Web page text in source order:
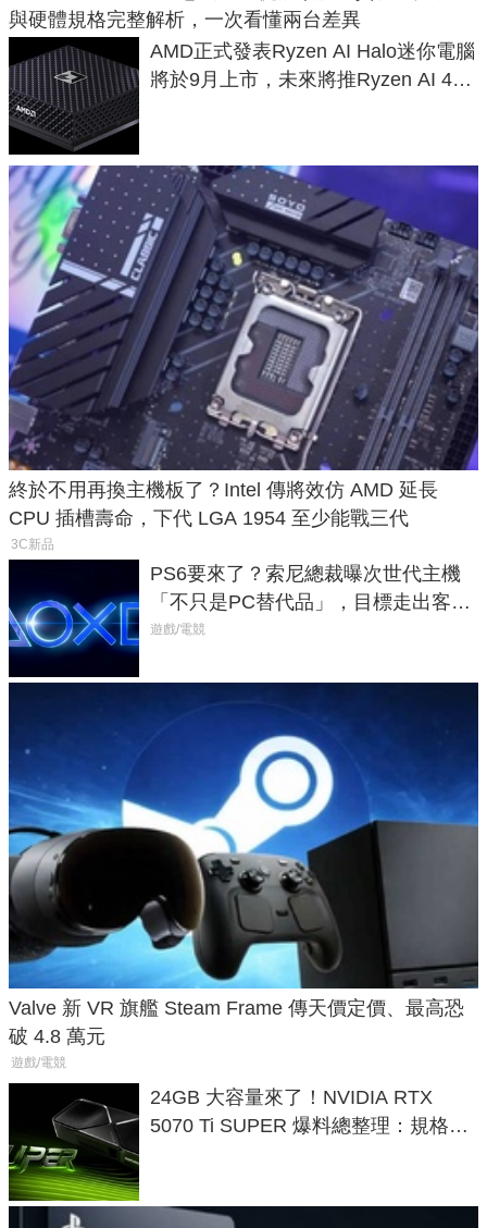
與硬體規格完整解析，一次看懂兩台差異
AMD正式發表Ryzen AI Halo迷你電腦
將於9月上市，未來將推Ryzen AI 400
終於不用再換主機板了？Intel 傳將效仿 AMD 延長
CPU 插槽壽命，下代 LGA 1954 至少能戰三代
3C新品
PS6要來了？索尼總裁曝次世代主機
「不只是PC替代品」，目標走出客
廳、進軍電競桌面
遊戲/電競
Valve 新 VR 旗艦 Steam Frame 傳天價定價、最高恐
破 4.8 萬元
遊戲/電競
24GB 大容量來了！NVIDIA RTX
5070 Ti SUPER 爆料總整理：規格、